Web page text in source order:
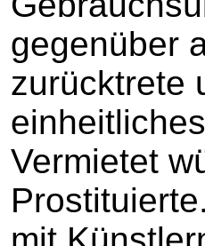
gegenüber
zurücktrete
Vermietet